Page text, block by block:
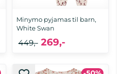
Minymo pyjamas til barn,
White Swan
269,-
449,-